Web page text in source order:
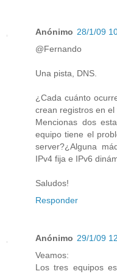
Anónimo 28/1/09
@Fernando
Una pista, DNS.
¿Cada cuánto
crean registros en
Mencionas dos
equipo tiene el
server?¿Alguna
IPv4 fija e IPv6
Saludos!
Responder
Anónimo 29/1/09
Veamos:
Los tres equipos